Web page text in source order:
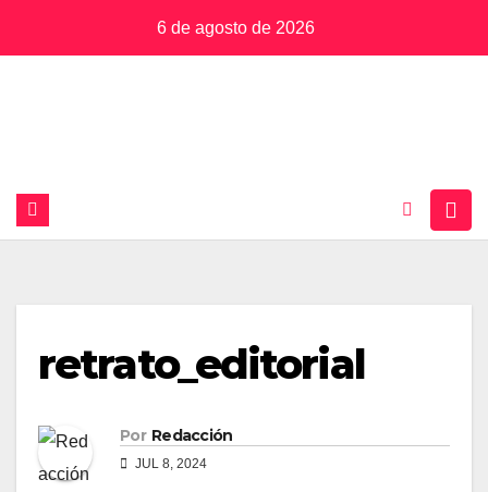
6 de agosto de 2026
retrato_editorial
Por Redacción
JUL 8, 2024